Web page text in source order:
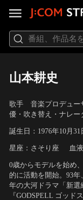
山本耕史
歌手 音楽プロデュ
優・吹き替え・ナレ
誕生日：1976年10月31
星座：さそり座 血
0歳からモデルを始め
的に活動を開始。93
年の大河ドラマ「新選
『GODSPELL ゴッド